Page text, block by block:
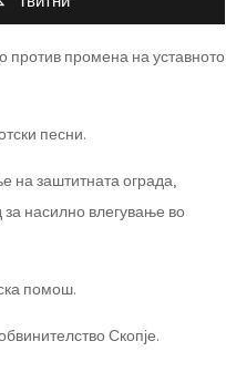
против промена на уставното
песни.
на заштитната ограда,
насилно влегување во
помош.
Скопје.